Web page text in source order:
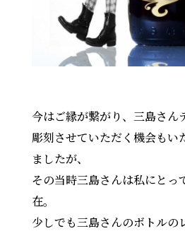
今はご縁が繋がり、三島さん
彫刻させていただく機会もい
ましたが、
その当時三島さんは私にとっ
在。
少しでも三島さんのボトルの